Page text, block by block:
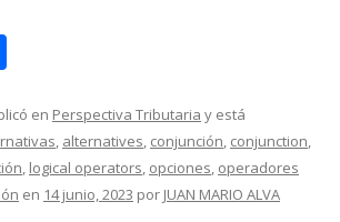
m
p
ar
en Perspectiva Tributaria y está
, alternatives, conjunción, conjunction,
, logical operators, opciones, operadores
en 14 junio, 2023 por JUAN MARIO ALVA